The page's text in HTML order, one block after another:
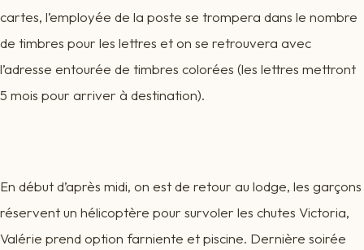
cartes, l’employée de la poste se trompera dans le nombre
de timbres pour les lettres et on se retrouvera avec
l’adresse entourée de timbres colorées (les lettres mettront
5 mois pour arriver à destination).
En début d’après midi, on est de retour au lodge, les garçons
réservent un hélicoptère pour survoler les chutes Victoria,
Valérie prend option farniente et piscine. Dernière soirée